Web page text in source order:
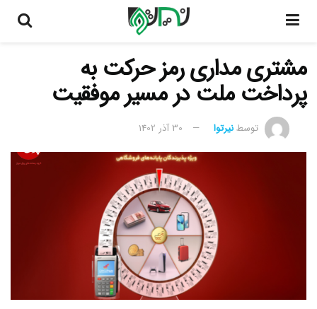
مشتری مداری رمز حرکت به
پرداخت ملت در مسیر موفقیت
توسطنیرتوا 30 آذر 1402